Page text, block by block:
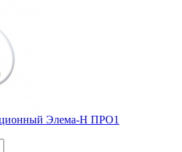
Элема-Н ПРО1